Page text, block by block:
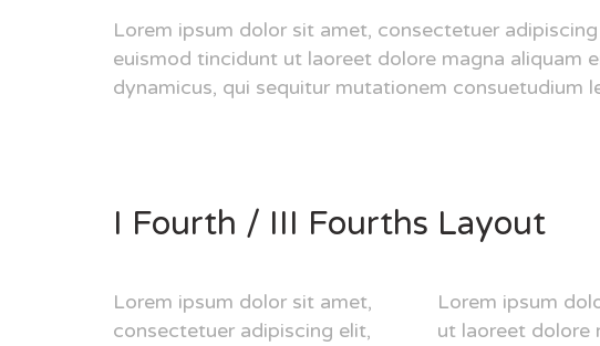
Lorem ipsum dolor sit amet, consectetuer
euismod tincidunt ut laoreet dolore magna aliquam
dynamicus, qui sequitur mutationem consuetudium
I Fourth / III Fourths Layout
Lorem ipsum dolor sit amet,
consectetuer adipiscing elit,
Lorem ipsum
ut laoreet dolore